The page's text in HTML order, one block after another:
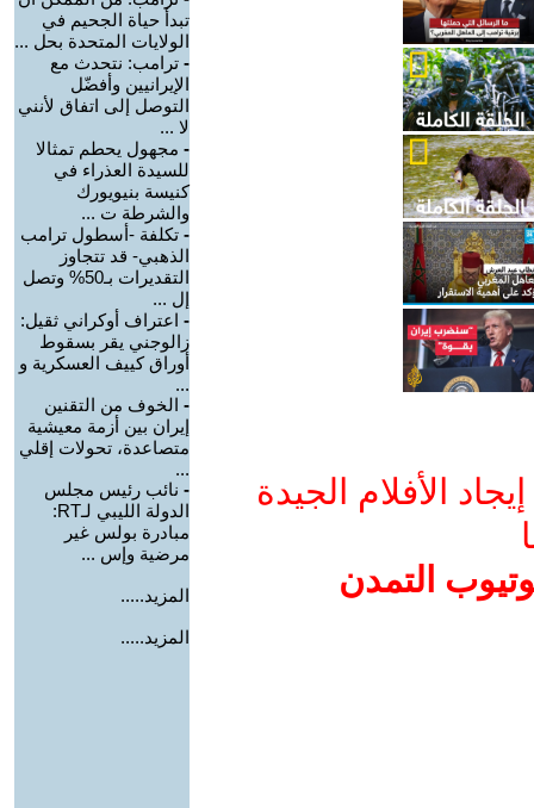
الأفلام الجيدة
التمدن
تبدأ حياة الجحيم في
الولايات المتحدة بحل ...
- ترامب: نتحدث مع
الإيرانيين وأفضّل
التوصل إلى اتفاق لأنني
لا ...
- مجهول يحطم تمثالا
للسيدة العذراء في
كنيسة بنيويورك
والشرطة ت ...
- تكلفة -أسطول ترامب
الذهبي- قد تتجاوز
التقديرات بـ50% وتصل
إل ...
- اعتراف أوكراني ثقيل:
زالوجني يقر بسقوط
أوراق كييف العسكرية و
...
- الخوف من التقنين
إيران بين أزمة معيشية
متصاعدة، تحولات إقلي
...
- نائب رئيس مجلس
الدولة الليبي لـRT:
مبادرة بولس غير
مرضية وإس ...
المزيد.....
المزيد.....